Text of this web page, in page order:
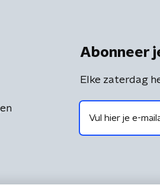
Abonneer
Elke zaterdag